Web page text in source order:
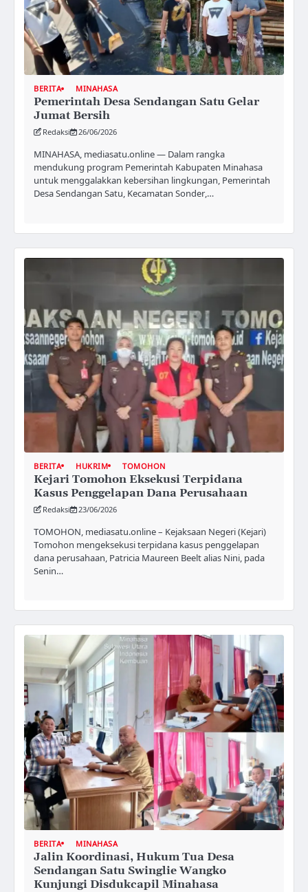
BERITA MINAHASA
Pemerintah Desa Sendangan Satu Gelar
Jumat Bersih
Redaksi 26/06/2026
MINAHASA, mediasatu.online — Dalam rangka
mendukung program Pemerintah Kabupaten Minahasa
untuk menggalakkan kebersihan lingkungan, Pemerintah
Desa Sendangan Satu, Kecamatan Sonder,…
BERITA HUKRIM TOMOHON
Kejari Tomohon Eksekusi Terpidana
Kasus Penggelapan Dana Perusahaan
Redaksi 23/06/2026
TOMOHON, mediasatu.online – Kejaksaan Negeri (Kejari)
Tomohon mengeksekusi terpidana kasus penggelapan
dana perusahaan, Patricia Maureen Beelt alias Nini, pada
Senin…
BERITA MINAHASA
Jalin Koordinasi, Hukum Tua Desa
Sendangan Satu Swinglie Wangko
Kunjungi Disdukcapil Minahasa